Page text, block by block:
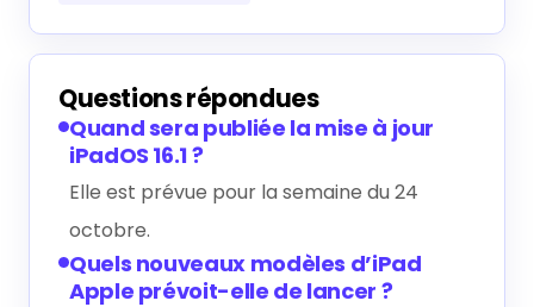
Questions répondues
Quand sera publiée la mise à jour
iPadOS 16.1 ?
Elle est prévue pour la semaine du 24
octobre.
Quels nouveaux modèles d’iPad
Apple prévoit-elle de lancer ?